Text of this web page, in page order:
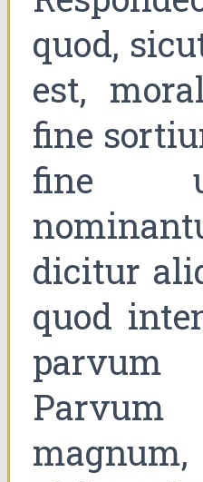
quod,
est,
fine
fine
dicitur
quod